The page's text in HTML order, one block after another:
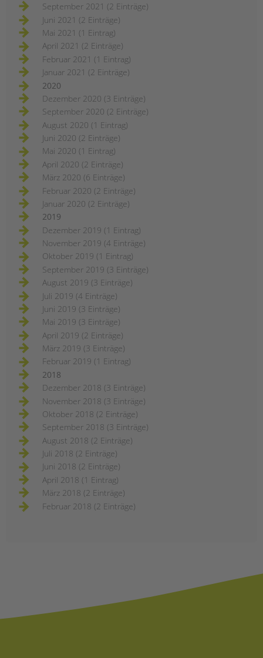
September 2021 (2 Einträge)
Juni 2021 (2 Einträge)
Mai 2021 (1 Eintrag)
April 2021 (2 Einträge)
Februar 2021 (1 Eintrag)
Januar 2021 (2 Einträge)
2020
Dezember 2020 (3 Einträge)
September 2020 (2 Einträge)
August 2020 (1 Eintrag)
Juni 2020 (2 Einträge)
Mai 2020 (1 Eintrag)
April 2020 (2 Einträge)
März 2020 (6 Einträge)
Februar 2020 (2 Einträge)
Januar 2020 (2 Einträge)
2019
Dezember 2019 (1 Eintrag)
November 2019 (4 Einträge)
Oktober 2019 (1 Eintrag)
September 2019 (3 Einträge)
August 2019 (3 Einträge)
Juli 2019 (4 Einträge)
Juni 2019 (3 Einträge)
Mai 2019 (3 Einträge)
April 2019 (2 Einträge)
März 2019 (3 Einträge)
Februar 2019 (1 Eintrag)
2018
Dezember 2018 (3 Einträge)
November 2018 (3 Einträge)
Oktober 2018 (2 Einträge)
September 2018 (3 Einträge)
August 2018 (2 Einträge)
Juli 2018 (2 Einträge)
Juni 2018 (2 Einträge)
April 2018 (1 Eintrag)
März 2018 (2 Einträge)
Februar 2018 (2 Einträge)